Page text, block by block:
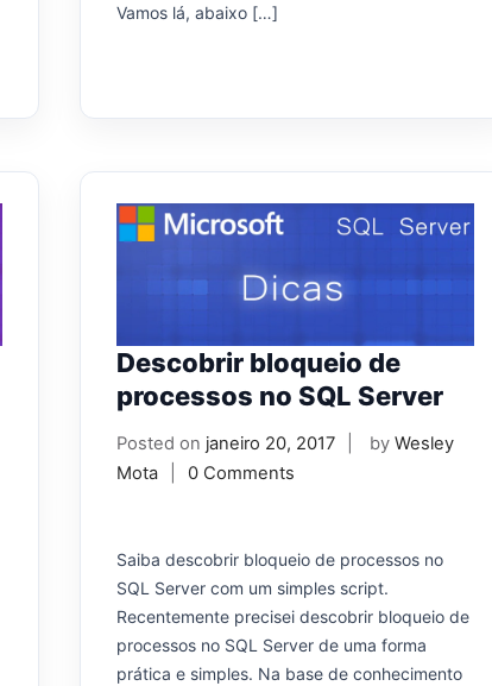
Vamos lá, abaixo […]
Descobrir bloqueio de
processos no SQL Server
Posted on janeiro 20, 2017 by Wesley
Mota
0 Comments
Saiba descobrir bloqueio de processos no
SQL Server com um simples script.
Recentemente precisei descobrir bloqueio de
processos no SQL Server de uma forma
prática e simples. Na base de conhecimento